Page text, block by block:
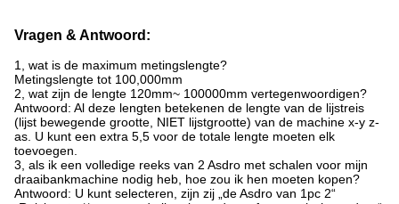
Vragen & Antwoord:
1, wat is de maximum metingslengte?
Metingslengte tot 100,000mm
2, wat zijn de lengte 120mm~ 100000mm vertegenwoordigen?
Antwoord: Al deze lengten betekenen de lengte van de lijstreis
(lijst bewegende grootte, NIET lijstgrootte) van de machine x-y z-
as. U kunt een extra 5,5 voor de totale lengte moeten elk
toevoegen.
3, als ik een volledige reeks van 2 Asdro met schalen voor mijn
draaibankmachine nodig heb, hoe zou ik hen moeten kopen?
Antwoord: U kunt selecteren, zijn zij „de Asdro van 1pc 2“